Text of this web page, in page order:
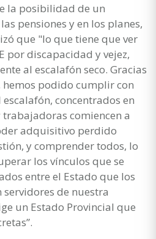
la posibilidad de un
pensiones y en los planes,
que "lo que tiene que ver
por discapacidad y vejez,
al escalafón seco. Gracias
podido cumplir con
concentrados en
comiencen a
adquisitivo perdido
y comprender todos, lo
los vínculos que se
entre el Estado que los
de nuestra
un Estado Provincial que